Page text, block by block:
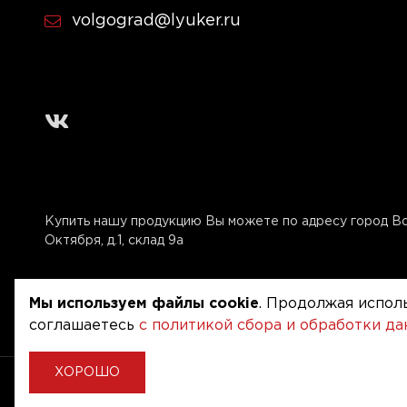
volgograd@lyuker.ru
Купить нашу продукцию Вы можете по адресу город
Октября, д.1, склад 9а
Copyright © 2020 - 2026. Люкер, ревизионные
Мы используем файлы cookie. Продолжая
соглашаетесь с политикой сбора и обработки
ХОРОШО